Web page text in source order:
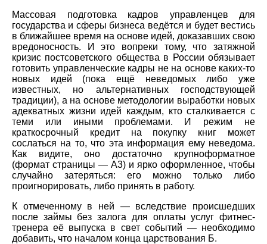
Массовая подготовка кадров управленцев для
государства и сферы бизнеса ведётся и будет вестись
в ближайшее время на основе идей, доказавших свою
вредоносность. И это вопреки тому, что затяжной
кризис постсоветского общества в России обязывает
готовить управленческие кадры не на основе каких-то
новых идей (пока ещё неведомых либо уже
известных, но альтернативных господствующей
традиции), а на основе методологии выработки новых
адекватных жизни идей каждым, кто сталкивается с
теми или иными проблемами. И режим не
краткосрочный кредит на покупку книг может
сослаться на то, что эта информация ему неведома.
Как видите, оно достаточно крупноформатное
(формат страницы — А3) и ярко оформленное, чтобы
случайно затеряться: его можно только либо
проигнорировать, либо принять в работу.
К отмеченному в ней — вследствие происшедших
после займы без залога для оплаты услуг фитнес-
тренера её выпуска в свет событий — необходимо
добавить, что началом конца царствования Б.